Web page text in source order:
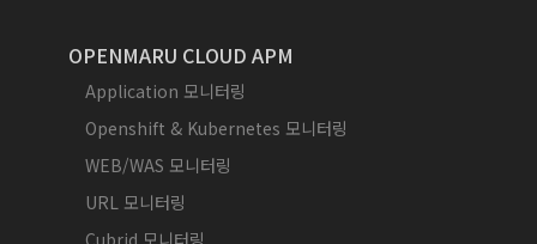
OPENMARU CLOUD APM
Application 모니터링
Openshift & Kubernetes 모니터링
WEB/WAS 모니터링
URL 모니터링
Cubrid 모니터링